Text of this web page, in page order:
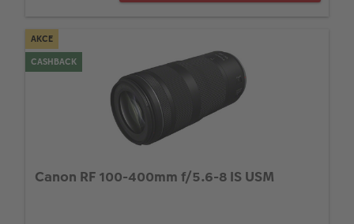
AKCE
CASHBACK
Canon RF 100-400mm f/5.6-8 IS USM